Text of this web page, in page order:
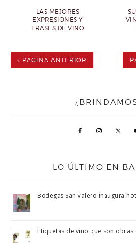
LAS MEJORES
EXPRESIONES Y
FRASES DE VINO
« PÁGINA ANTERIOR
LO ÚLTIMO EN
Bodegas San Valero inaugura
Etiquetas de vino que son obras